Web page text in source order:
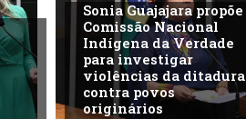
Sonia Guajajara propõe
Comissão Nacional
Indígena da Verdade
para investigar
violências da ditadura
contra povos
originários